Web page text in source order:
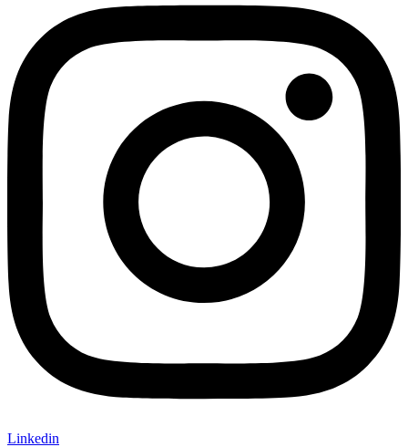
Linkedin